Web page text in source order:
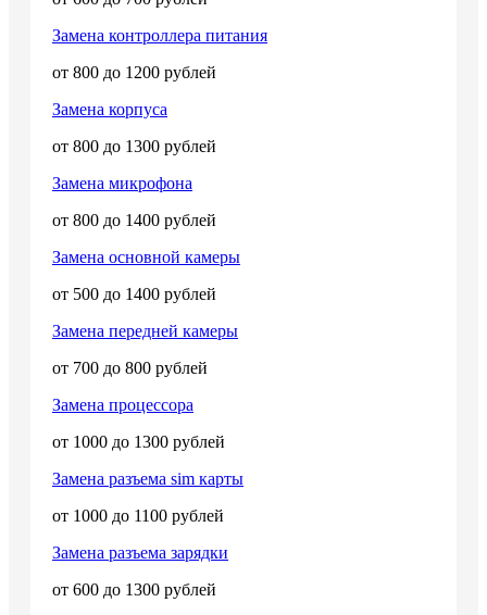
Замена контроллера питания
от 800 до 1200 рублей
Замена корпуса
от 800 до 1300 рублей
Замена микрофона
от 800 до 1400 рублей
Замена основной камеры
от 500 до 1400 рублей
Замена передней камеры
от 700 до 800 рублей
Замена процессора
от 1000 до 1300 рублей
Замена разъема sim карты
от 1000 до 1100 рублей
Замена разъема зарядки
от 600 до 1300 рублей